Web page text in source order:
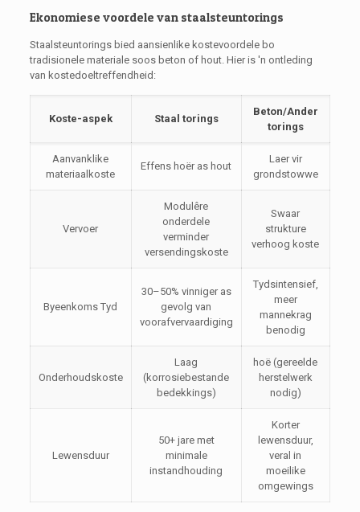
Ekonomiese voordele van staalsteuntorings
Staalsteuntorings bied aansienlike kostevoordele bo
tradisionele materiale soos beton of hout. Hier is 'n ontleding
van kostedoeltreffendheid:
Koste-aspek Staal torings
Beton/Ander
torings
Aanvanklike
materiaalkoste
Effens hoër as hout
Laer vir
grondstowwe
Vervoer
Modulêre
onderdele
verminder
versendingskoste
Swaar
strukture
verhoog koste
Byeenkoms Tyd
30–50% vinniger as
gevolg van
voorafvervaardiging
Tydsintensief,
meer
mannekrag
benodig
Onderhoudskoste
Laag
(korrosiebestande
bedekkings)
hoë (gereelde
herstelwerk
nodig)
Lewensduur
50+ jare met
minimale
instandhouding
Korter
lewensduur,
veral in
moeilike
omgewings